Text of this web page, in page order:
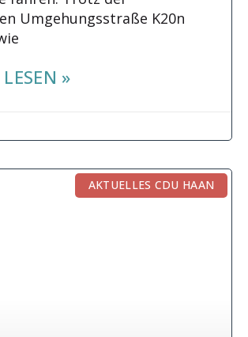
Umgehungsstraße K20n
»
AKTUELLES CDU HAAN